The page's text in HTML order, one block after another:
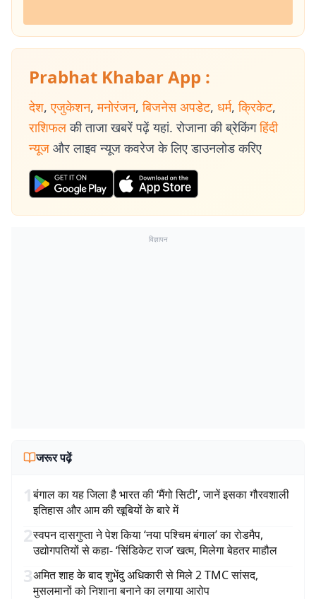
Prabhat Khabar App :
देश, एजुकेशन, मनोरंजन, बिजनेस अपडेट, धर्म, क्रिकेट,
राशिफल की ताजा खबरें पढ़ें यहां. रोजाना की ब्रेकिंग हिंदी
न्यूज और लाइव न्यूज कवरेज के लिए डाउनलोड करिए
विज्ञापन
जरूर पढ़ें
1बंगाल का यह जिला है भारत की ‘मैंगो सिटी’, जानें इसका गौरवशाली
इतिहास और आम की खूबियों के बारे में
2स्वपन दासगुप्ता ने पेश किया ‘नया पश्चिम बंगाल’ का रोडमैप,
उद्योगपतियों से कहा- ‘सिंडिकेट राज’ खत्म, मिलेगा बेहतर माहौल
3अमित शाह के बाद शुभेंदु अधिकारी से मिले 2 TMC सांसद,
मुसलमानों को निशाना बनाने का लगाया आरोप